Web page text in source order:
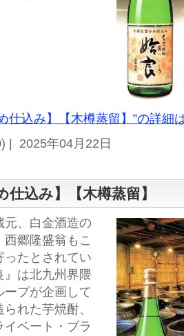
込み】【木樽蒸留】”の詳細
| 2025年04月22日
込み】【木樽蒸留】
元、白金酒造の
西郷隆盛翁もこ
ったとされてい
』は北九州界隈
ープが企画して
れた芋焼酎、
イベート・ブラ